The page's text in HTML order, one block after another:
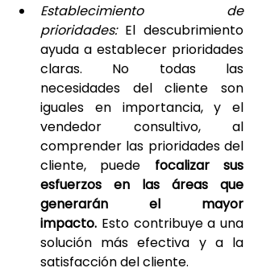
Establecimiento de
prioridades: El descubrimiento
ayuda a establecer prioridades
claras. No todas las
necesidades del cliente son
iguales en importancia, y el
vendedor consultivo, al
comprender las prioridades del
cliente, puede focalizar sus
esfuerzos en las áreas que
generarán el mayor
impacto. Esto contribuye a una
solución más efectiva y a la
satisfacción del cliente.